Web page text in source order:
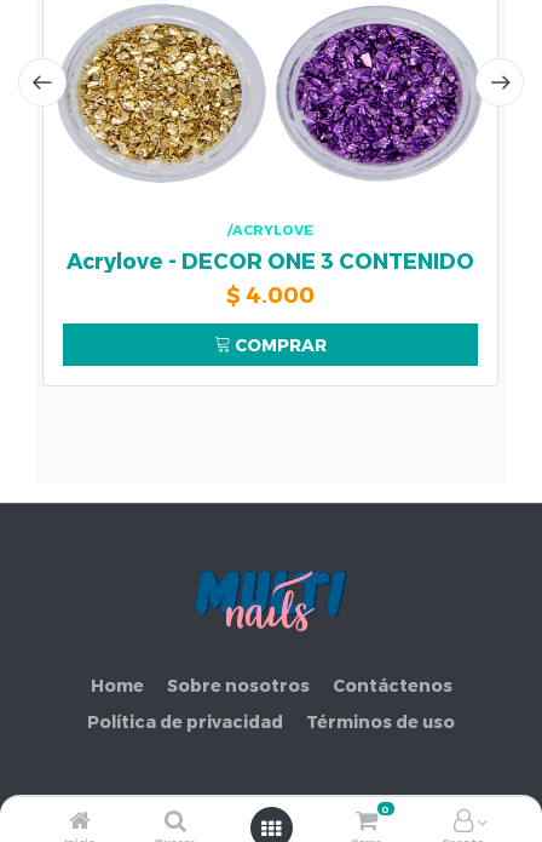
0
/ACRYLOVE
Acrylove - DECOR ONE 3 CONTENIDO
$ 4.000
COMPRAR
Home Sobre nosotros
Contáctenos
Política de privacidad
Términos de uso
Copyright ©COMERCIAL MAKEMORE LIMITADA